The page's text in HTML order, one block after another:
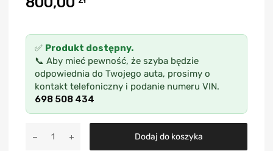
✅ Produkt dostępny.
📞 Aby mieć pewność, że szyba będzie
odpowiednia do Twojego auta, prosimy o
kontakt telefoniczny i podanie numeru VIN.
698 508 434
Dodaj do koszyka